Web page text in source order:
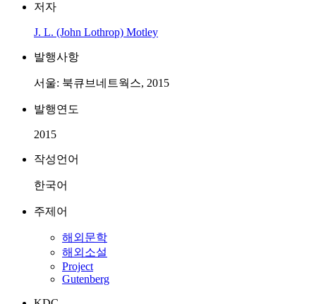
저자
J. L. (John Lothrop) Motley
발행사항
서울: 북큐브네트웍스, 2015
발행연도
2015
작성언어
한국어
주제어
해외문학
해외소설
Project
Gutenberg